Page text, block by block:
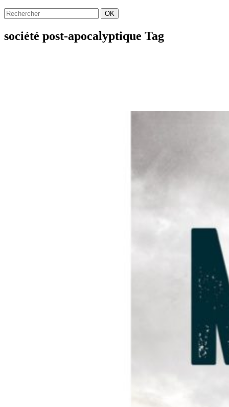
OK
société post-apocalyptique Tag